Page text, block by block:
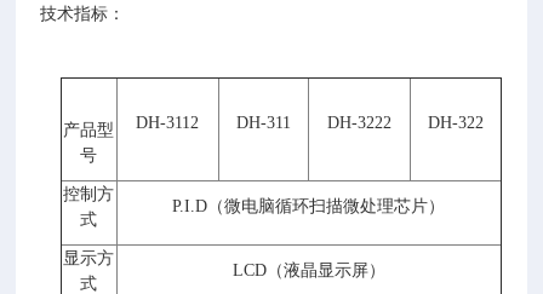
技术指标：
产品型
号
DH-3112 DH-311 DH-3222 DH-322
控制方
式
P.I.D（微电脑循环扫描微处理芯片）
显示方
式
LCD（液晶显示屏）